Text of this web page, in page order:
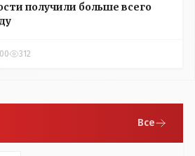
получили больше всего
312
Все